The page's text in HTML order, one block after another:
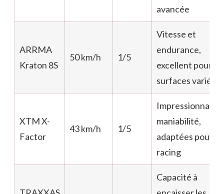
avancée
ARRMA
Kraton 8S
50 km/h 1/5
Vitesse et
endurance,
excellent pour les
surfaces variées
XTM X-
Factor
43 km/h 1/5
Impressionnante
maniabilité,
adaptées pour le
racing
Capacité à